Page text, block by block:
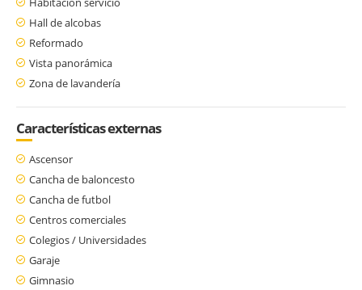
Hall de alcobas
Reformado
Vista panorámica
Zona de lavandería
Características externas
Ascensor
Cancha de baloncesto
Cancha de futbol
Centros comerciales
Colegios / Universidades
Garaje
Gimnasio